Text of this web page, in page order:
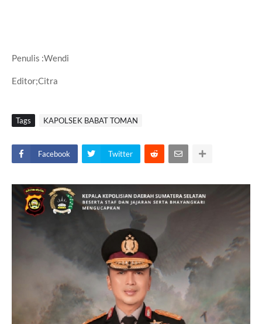
Penulis :Wendi
Editor;Citra
Tags KAPOLSEK BABAT TOMAN
Facebook Twitter